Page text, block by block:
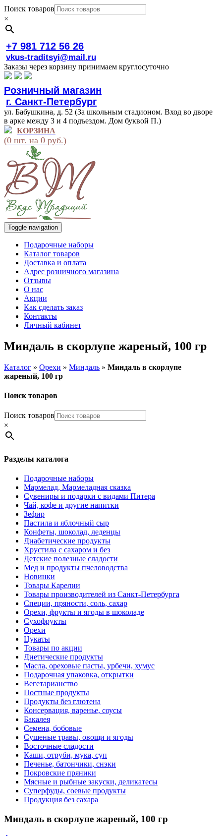
Поиск товаров
×
+7 981 712 56 26
vkus-traditsyi@mail.ru
Заказы через корзину принимаем круглосуточно
Розничный магазин
г. Санкт-Петербург
ул. Бабушкина, д. 52 (За школьным стадионом. Вход во дворе
в арке между 3 и 4 подъездом. Дом буквой П.)
КОРЗИНА
(0 шт. на 0 руб.)
Toggle navigation
Подарочные наборы
Каталог товаров
Доставка и оплата
Адрес розничного магазина
Отзывы
О нас
Акции
Как сделать заказ
Контакты
Личный кабинет
Миндаль в скорлупе жареный, 100 гр
Каталог » Орехи » Миндаль » Миндаль в скорлупе
жареный, 100 гр
Поиск товаров
Поиск товаров
×
Разделы каталога
Подарочные наборы
Мармелад, Мармеладная сказка
Сувениры и подарки с видами Питера
Чай, кофе и другие напитки
Зефир
Пастила и яблочный сыр
Конфеты, шоколад, леденцы
Диабетические продукты
Хрустила с сахаром и без
Детские полезные сладости
Мед и продукты пчеловодства
Новинки
Товары Карелии
Товары производителей из Санкт-Петербурга
Специи, пряности, соль, сахар
Орехи, фрукты и ягоды в шоколаде
Сухофрукты
Орехи
Цукаты
Товары по акции
Диетические продукты
Масла, ореховые пасты, урбечи, хумус
Подарочная упаковка, открытки
Вегетарианство
Постные продукты
Продукты без глютена
Консервация, варенье, соусы
Бакалея
Семена, бобовые
Сушеные травы, овощи и ягоды
Восточные сладости
Каши, отруби, мука, суп
Печенье, батончики, снэки
Покровские пряники
Мясные и рыбные закуски, деликатесы
Суперфуды, соевые продукты
Продукция без сахара
Миндаль в скорлупе жареный, 100 гр